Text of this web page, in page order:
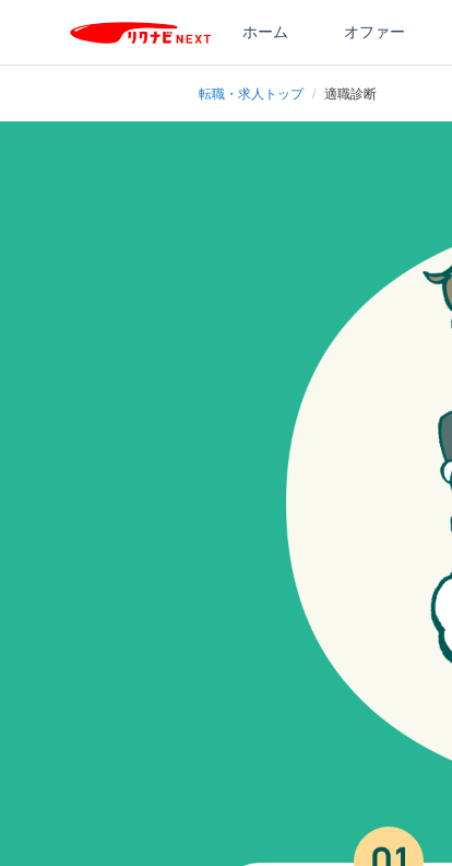
ホーム オファー
転職・求人トップ / 適職診断